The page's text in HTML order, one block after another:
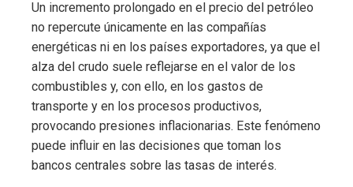
Un incremento prolongado en el precio del petróleo
no repercute únicamente en las compañías
energéticas ni en los países exportadores, ya que el
alza del crudo suele reflejarse en el valor de los
combustibles y, con ello, en los gastos de
transporte y en los procesos productivos,
provocando presiones inflacionarias. Este fenómeno
puede influir en las decisiones que toman los
bancos centrales sobre las tasas de interés.